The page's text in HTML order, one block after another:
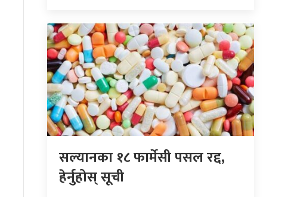
सल्यानका १८ फार्मेसी पसल रद्द,
हेर्नुहोस् सूची